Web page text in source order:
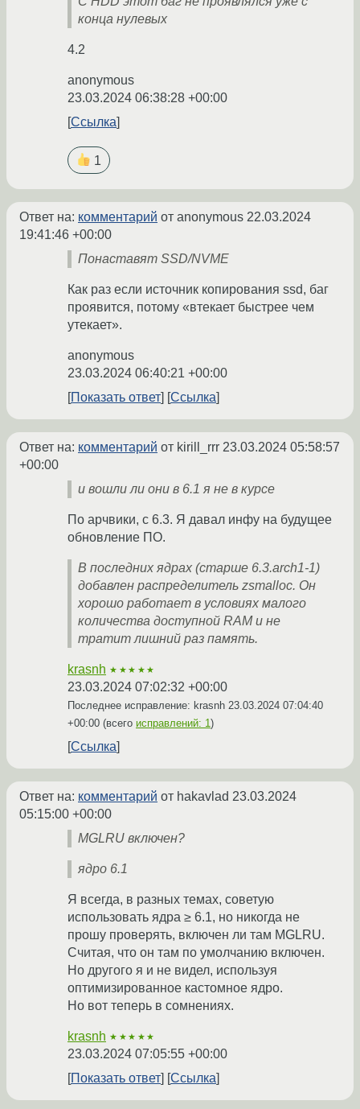
конца нулевых
4.2
anonymous
23.03.2024 06:38:28 +00:00
Ссылка
1
Ответ на: комментарий от anonymous 22.03.2024
19:41:46 +00:00
Понаставят SSD/NVME
Как раз если источник копирования ssd, баг
проявится, потому «втекает быстрее чем
утекает».
anonymous
23.03.2024 06:40:21 +00:00
Показать ответ
Ссылка
Ответ на: комментарий от kirill_rrr 23.03.2024 05:58:57
+00:00
и вошли ли они в 6.1 я не в курсе
По арчвики, с 6.3. Я давал инфу на будущее
обновление ПО.
В последних ядрах (старше 6.3.arch1-1)
добавлен распределитель zsmalloc. Он
хорошо работает в условиях малого
количества доступной RAM и не
тратит лишний раз память.
krasnh ★★★★★
23.03.2024 07:02:32 +00:00
Последнее исправление: krasnh 23.03.2024 07:04:40
+00:00 (всего исправлений: 1 )
Ссылка
Ответ на: комментарий от hakavlad 23.03.2024
05:15:00 +00:00
MGLRU включен?
ядро 6.1
Я всегда, в разных темах, советую
использовать ядра ≥ 6.1, но никогда не
прошу проверять, включен ли там MGLRU.
Считая, что он там по умолчанию включен.
Но другого я и не видел, используя
оптимизированное кастомное ядро.
Но вот теперь в сомнениях.
krasnh ★★★★★
23.03.2024 07:05:55 +00:00
Показать ответ
Ссылка